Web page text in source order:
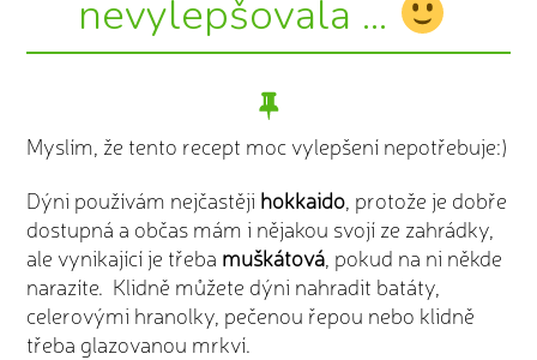
nevylepšovala ...
Myslím, že tento recept moc vylepšení nepotřebuje:)
Dýni používám nejčastěji hokkaido , protože je dobře
dostupná a občas mám i nějakou svojí ze zahrádky,
ale vynikající je třeba muškátová , pokud na ni někde
narazíte. Klidně můžete dýni nahradit batáty,
celerovými hranolky, pečenou řepou nebo klidně
třeba glazovanou mrkví.